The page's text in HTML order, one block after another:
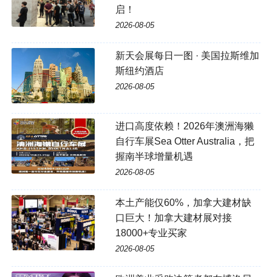
启！
2026-08-05
新天会展每日一图 · 美国拉斯维加
斯纽约酒店
2026-08-05
进口高度依赖！2026年澳洲海獭
自行车展Sea Otter Australia，把
握南半球增量机遇
2026-08-05
本土产能仅60%，加拿大建材缺
口巨大！加拿大建材展对接
18000+专业买家
2026-08-05